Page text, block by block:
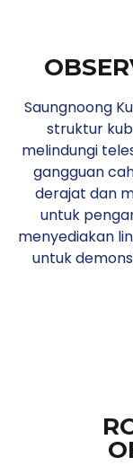
Saungnoong
struktur
melindungi
gangguan
derajat dan
untuk
menyediakan
untuk